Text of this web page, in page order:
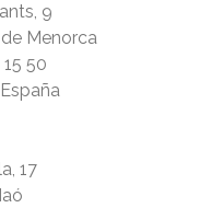
9
Menorca
50
17